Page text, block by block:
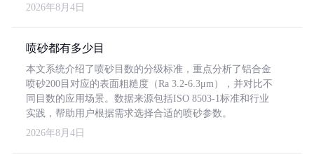
2026年8月4日
喷砂都有多少目
本文系统介绍了喷砂目数的分级标准，重点分析了铝合金
喷砂200目对应的表面粗糙度（Ra 3.2-6.3μm），并对比不
同目数的应用场景。数据来源包括ISO 8503-1标准和行业
实践，帮助用户根据需求选择合适的喷砂参数。
2026年8月4日